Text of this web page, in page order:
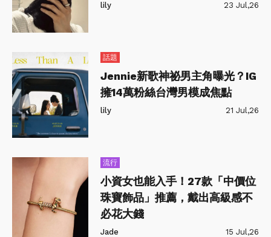
lily 23 Jul,26
話題
Jennie新歌神祕男主角曝光？IG
擁14萬粉絲台灣男模成焦點
lily 21 Jul,26
流行
小資女也能入手！27款「中價位
珠寶飾品」推薦，戴出高級感不
必花大錢
Jade 15 Jul,26